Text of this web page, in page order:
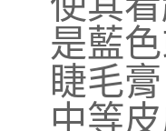
是藍
睫毛
中等